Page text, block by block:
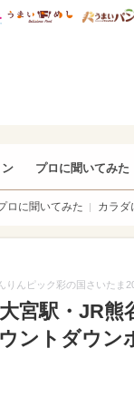
研 ディズニー特集
mimot. うまいめし
プロに聞いてみた
ロに聞いてみた カラダ
んピック彩の国さいたま
宮駅・JR熊
ントダウン